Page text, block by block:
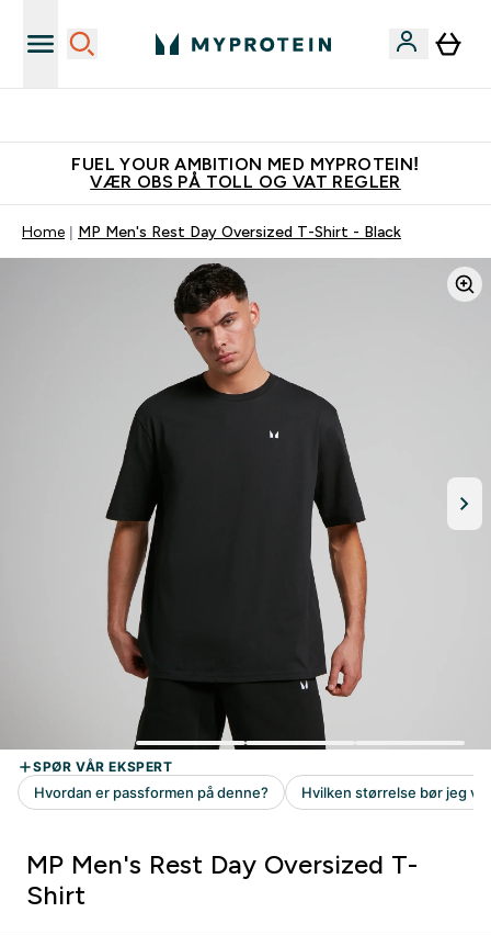
FUEL YOUR AMBITION MED MYPROTEIN!
VÆR OBS PÅ TOLL OG VAT REGLER
Home MP Men's Rest Day Oversized T-Shirt - Black
MP Men's Rest Day Oversized T-
Shirt